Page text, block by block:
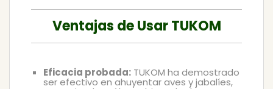
Ventajas de Usar TUKOM
Eficacia probada: TUKOM ha demostrado
ser efectivo en ahuyentar aves y jabalíes,